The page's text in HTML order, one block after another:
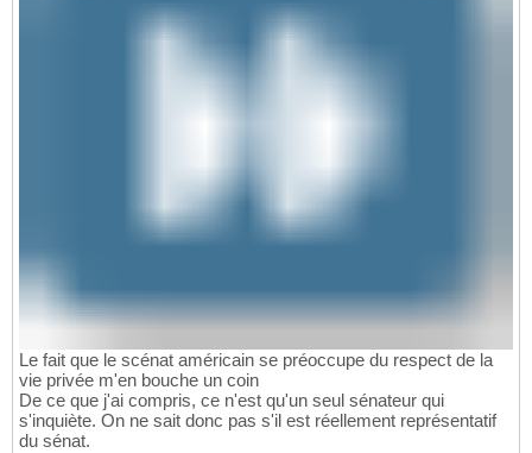
Le fait que le scénat américain se préoccupe du respect de la
vie privée m'en bouche un coin
De ce que j'ai compris, ce n'est qu'un seul sénateur qui
s'inquiète. On ne sait donc pas s'il est réellement représentatif
du sénat.